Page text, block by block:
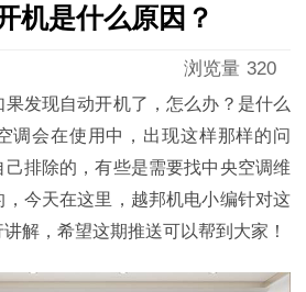
机是什么原因？
浏览量 320
发现自动开机了，怎么办？是什么
调会在使用中，出现这样那样的问
排除的，有些是需要找中央空调维
今天在这里，越邦机电小编针对这
解，希望这期推送可以帮到大家！